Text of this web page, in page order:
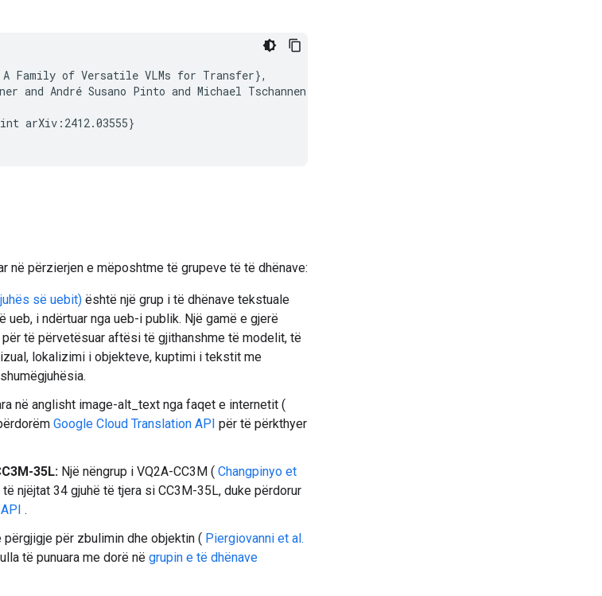
Family of Versatile VLMs for Transfer},
and André Susano Pinto and Michael Tschannen and Daniel Keysers and Xiao Wang and
arXiv:2412.03555}
në përzierjen e mëposhtme të grupeve të të dhënave:
së uebit) është një grup i të dhënave tekstuale
ueb, i ndërtuar nga ueb-i publik. Një gamë e gjerë
të përvetësuar aftësi të gjithanshme të modelit, të
lokalizimi i objekteve, kuptimi i tekstit me
në anglisht image-alt_text nga faqet e internetit (
Google Cloud Translation API për të përkthyer
35L: Një nëngrup i VQ2A-CC3M ( Changpinyo et
njëjtat 34 gjuhë të tjera si CC3M-35L, duke përdorur
.
përgjigje për zbulimin dhe objektin ( Piergiovanni et al.
të punuara me dorë në grupin e të dhënave